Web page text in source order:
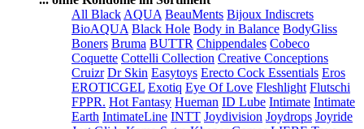
All Black AQUA BeauMents Bijoux Indiscrets
BioAQUA Black Hole Body in Balance BodyGliss
Boners Bruma BUTTR Chippendales Cobeco
Coquette Cottelli Collection Creative Conceptions
Cruizr Dr Skin Easytoys Erecto Cock Essentials Eros
EROTICGEL Exotiq Eye Of Love Fleshlight Flutschi
FPPR. Hot Fantasy Hueman ID Lube Intimate Intimate
Earth IntimateLine INTT Joydivision Joydrops Joyride